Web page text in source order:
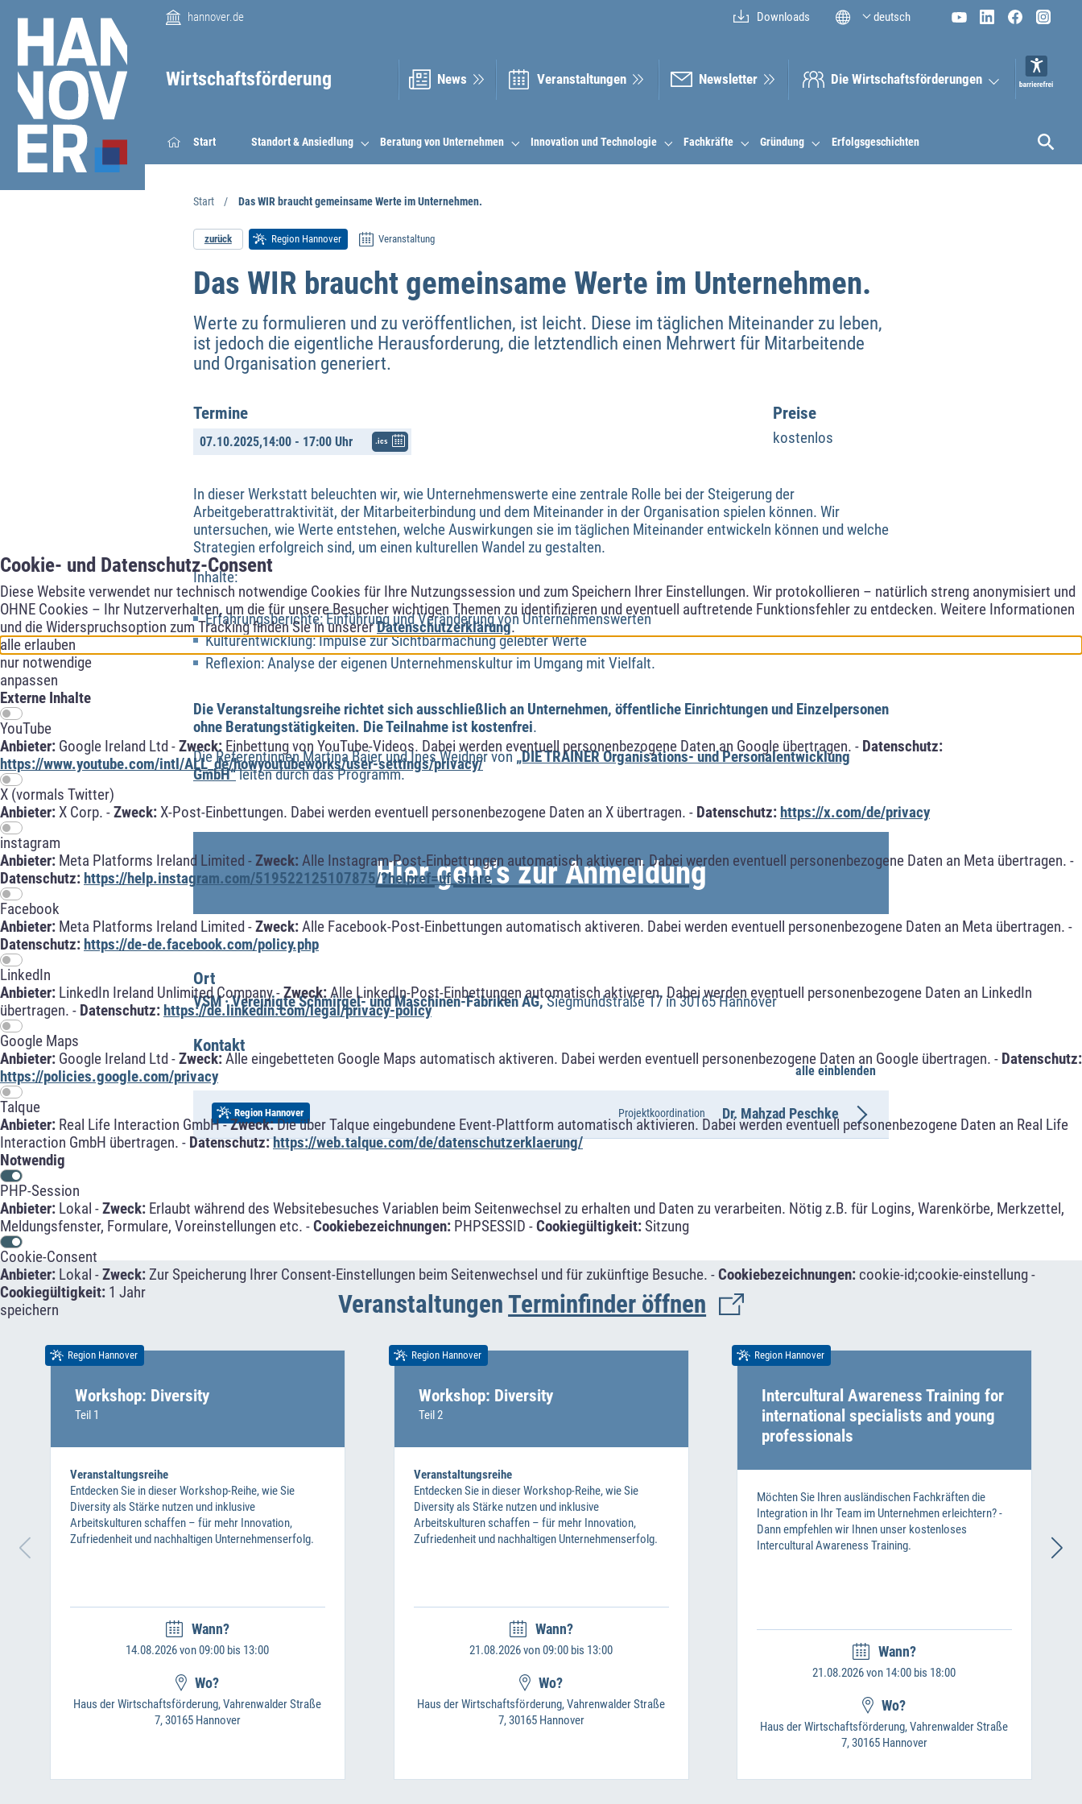
Cookie- und Datenschutz-Consent
Diese Website verwendet nur technisch notwendige Cookies für Ihre Nutzungssession und zum Speichern Ihrer Einstellungen. Wir protokollieren – natürlich streng anonymisiert und
OHNE Cookies – Ihr Nutzerverhalten, um die für unsere Besucher wichtigen Themen zu identifizieren und eventuell auftretende Funktionsfehler zu entdecken. Weitere Informationen
und die Widerspruchsoption zum Tracking finden Sie in unsererDatenschutzerklärung.
alle erlauben
nur notwendige
anpassen
Externe Inhalte
YouTube
Anbieter: Google Ireland Ltd -Zweck: Einbettung von YouTube-Videos. Dabei werden eventuell personenbezogene Daten an Google übertragen. - Datenschutz:
https://www.youtube.com/intl/ALL_de/howyoutubeworks/user-settings/privacy/
X (vormals Twitter)
Anbieter:X Corp. -Zweck:X-Post-Einbettungen. Dabei werden eventuell personenbezogene Daten an X übertragen. - Datenschutz: https://x.com/de/privacy
instagram
Anbieter: Meta Platforms Ireland Limited -Zweck: Alle Instagram-Post-Einbettungen automatisch aktiveren. Dabei werden eventuell personenbezogene Daten an Meta übertragen. -
Datenschutz: https://help.instagram.com/519522125107875/?helpref=uf_share
Facebook
Anbieter: Meta Platforms Ireland Limited -Zweck:Alle Facebook-Post-Einbettungen automatisch aktiveren. Dabei werden eventuell personenbezogene Daten an Meta übertragen. -
Datenschutz: https://de-de.facebook.com/policy.php
LinkedIn
Anbieter: LinkedIn Ireland Unlimited Company -Zweck:Alle LinkedIn-Post-Einbettungen automatisch aktiveren. Dabei werden eventuell personenbezogene Daten an LinkedIn
übertragen. - Datenschutz: https://de.linkedin.com/legal/privacy-policy
Google Maps
Anbieter: Google Ireland Ltd -Zweck:Alle eingebetteten Google Maps automatisch aktiveren. Dabei werden eventuell personenbezogene Daten an Google übertragen. - Datenschutz:
https://policies.google.com/privacy
Talque
Anbieter: Real Life Interaction GmbH -Zweck:Die über Talque eingebundene Event-Plattform automatisch aktivieren. Dabei werden eventuell personenbezogene Daten an Real Life
Interaction GmbH übertragen. - Datenschutz:https://web.talque.com/de/datenschutzerklaerung/
Notwendig
PHP-Session
Anbieter: Lokal -Zweck: Erlaubt während des Websitebesuches Variablen beim Seitenwechsel zu erhalten und Daten zu verarbeiten. Nötig z.B. für Logins, Warenkörbe, Merkzettel,
Meldungsfenster, Formulare, Voreinstellungen etc. -Cookiebezeichnungen: PHPSESSID -Cookiegültigkeit:Sitzung
Cookie-Consent
Anbieter: Lokal -Zweck:Zur Speicherung Ihrer Consent-Einstellungen beim Seitenwechsel und für zukünftige Besuche. -Cookiebezeichnungen: cookie-id;cookie-einstellung -
Cookiegültigkeit: 1 Jahr
speichern
Wirtschaftsförderung
Start Standort & Ansiedlung Beratung von Unternehmen Innovation und Technologie Fachkräfte Gründung Erfolgsgeschichten
hannover.de Downloads deutsch
News Veranstal­tungen Newsletter Die Wirt­schaftsför­derungen
Start Das WIR braucht gemeinsame Werte im Unternehmen.
zurück Region Hannover Veranstaltung
Das WIR braucht gemeinsame Werte im Unternehmen.
Werte zu formulieren und zu veröffentlichen, ist leicht. Diese im täglichen Miteinander zu leben,
ist jedoch die eigentliche Herausforderung, die letztendlich einen Mehrwert für Mitarbeitende
und Organisation generiert.
Termine
07.10.2025,14:00 - 17:00 Uhr .ics
Preise
kostenlos
In dieser Werkstatt beleuchten wir, wie Unternehmenswerte eine zentrale Rolle bei der Steigerung der
Arbeitgeberattraktivität, der Mitarbeiterbindung und dem Miteinander in der Organisation spielen können. Wir
untersuchen, wie Werte entstehen, welche Auswirkungen sie im täglichen Miteinander entwickeln können und welche
Strategien erfolgreich sind, um einen kulturellen Wandel zu gestalten.
Inhalte:
Erfahrungsberichte: Einführung und Veränderung von Unternehmenswerten
Kulturentwicklung: Impulse zur Sichtbarmachung gelebter Werte
Reflexion: Analyse der eigenen Unternehmenskultur im Umgang mit Vielfalt.
Die Veranstaltungsreihe richtet sich ausschließlich an Unternehmen, öffentliche Einrichtungen und Einzelpersonen
ohne Beratungstätigkeiten. Die Teilnahme ist kostenfrei.
Die Referentinnen Martina Baier und Ines Weidner von„DIE TRAINER Organisations- und Personalentwicklung
GmbH“leiten durch das Programm.
Hier geht's zur Anmeldung
Ort
VSM · Vereinigte Schmirgel- und Maschinen-Fabriken AG,Siegmundstraße 17 in 30165 Hannover
Kontakt
alle einblenden
Region Hannover Projektkoordination Dr. Mahzad Peschke
VeranstaltungenTerminfinder öffnen
Region Hannover
Workshop: Diversity
Teil 1
Veranstaltungsreihe
Entdecken Sie in dieser Workshop-Reihe, wie Sie
Diversity als Stärke nutzen und inklusive
Arbeitskulturen schaffen – für mehr Innovation,
Zufriedenheit und nachhaltigen Unternehmenserfolg.
Wann?
14.08.2026 von 09:00 bis 13:00
Wo?
Haus der Wirtschaftsförderung, Vahrenwalder Straße
7, 30165 Hannover
Region Hannover
Workshop: Diversity
Teil 2
Veranstaltungsreihe
Entdecken Sie in dieser Workshop-Reihe, wie Sie
Diversity als Stärke nutzen und inklusive
Arbeitskulturen schaffen – für mehr Innovation,
Zufriedenheit und nachhaltigen Unternehmenserfolg.
Wann?
21.08.2026 von 09:00 bis 13:00
Wo?
Haus der Wirtschaftsförderung, Vahrenwalder Straße
7, 30165 Hannover
Region Hannover
Intercultural Awareness Training for
international specialists and young
professionals
Möchten Sie Ihren ausländischen Fachkräften die
Integration in Ihr Team im Unternehmen erleichtern? -
Dann empfehlen wir Ihnen unser kostenloses
Intercultural Awareness Training.
Wann?
21.08.2026 von 14:00 bis 18:00
Wo?
Haus der Wirtschaftsförderung, Vahrenwalder Straße
7, 30165 Hannover